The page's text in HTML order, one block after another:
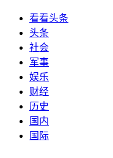
看看头条
头条
社会
军事
娱乐
财经
历史
国内
国际